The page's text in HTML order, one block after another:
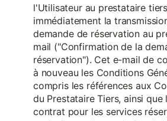
l'Utilisateur au prestataire
immédiatement la
demande de réservation au
mail ("Confirmation de la
réservation"). Cet e-mail de
à nouveau les Conditions
compris les références aux
du Prestataire Tiers, ainsi
contrat pour les services